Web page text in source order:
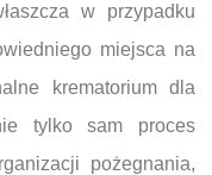
w przypadku
miejsca na
krematorium dla
tylko sam proces
pożegnania,